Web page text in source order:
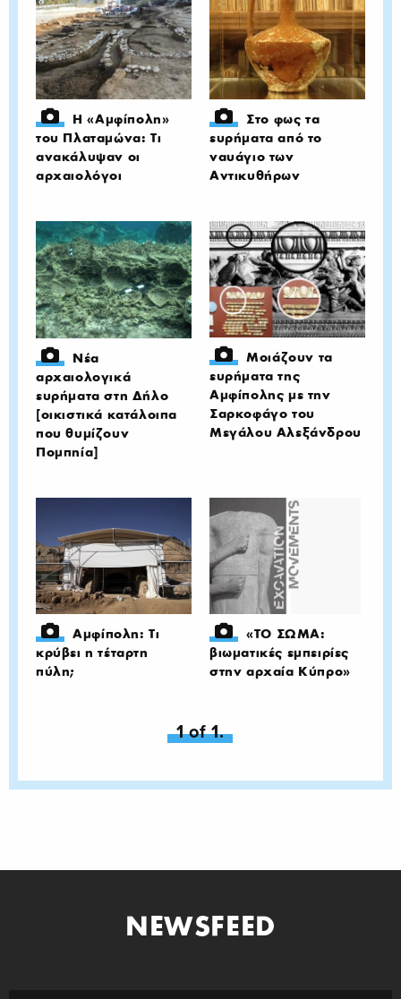
Η «Αμφίπολη»
του Πλαταμώνα: Τι
ανακάλυψαν οι
αρχαιολόγοι
Στο φως τα
ευρήματα από το
ναυάγιο των
Αντικυθήρων
Νέα
αρχαιολογικά
ευρήματα στη Δήλο
[οικιστικά κατάλοιπα
που θυμίζουν
Πομπηία]
Μοιάζουν τα
ευρήματα της
Αμφίπολης με την
Σαρκοφάγο του
Μεγάλου Αλεξάνδρου
Αμφίπολη: Τι
κρύβει η τέταρτη
πύλη;
«ΤΟ ΣΩΜΑ:
βιωματικές εμπειρίες
στην αρχαία Κύπρο»
You're on page
1 of 1.
NEWSFEED